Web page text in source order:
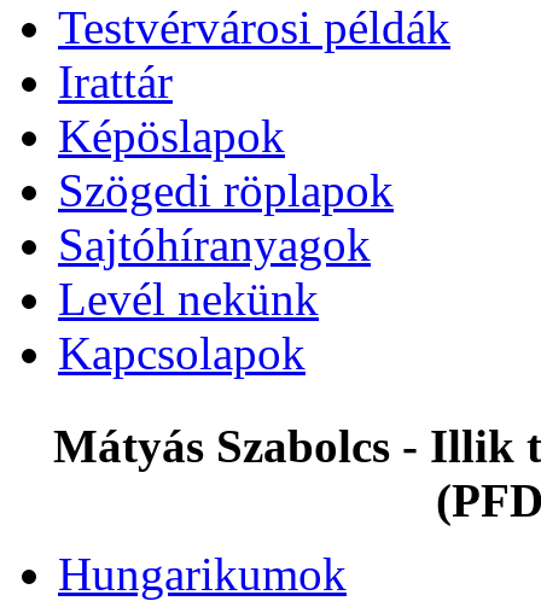
Testvérvárosi példák
Irattár
Képöslapok
Szögedi röplapok
Sajtóhíranyagok
Levél nekünk
Kapcsolapok
Mátyás Szabolcs - Illik
Hungarikumok